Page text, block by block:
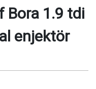
Bora 1.9 tdi
enjektör